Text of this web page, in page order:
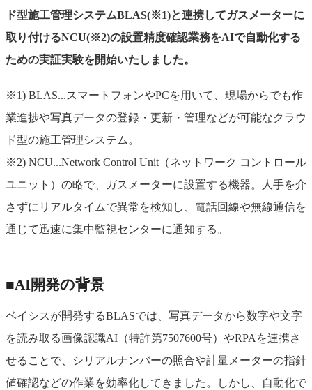
ド型施工管理システムBLAS(※1)と連携してガスメーターに
取り付けるNCU(※2)の設置精度確認業務をAIで自動化する
ための実証実験を開始いたしました。
※1) BLAS...スマートフォンやPCを用いて、現場からでも作
業進捗や写真データの登録・更新・管理などが可能なクラウ
ド型の施工管理システム。
※2) NCU...Network Control Unit（ネットワーク コントロール
ユニット）の略で、ガスメーターに設置する機器。人手を介
さずにリアルタイムで異常を検知し、電話回線や無線通信を
通じて迅速に集中監視センターに通知する。
■AI開発の背景
ベイシスが開発するBLASでは、写真データから数字や文字
を読み取る画像認識AI（特許第7507600号）やRPAを連携さ
せることで、シリアルナンバーの照合や計量メーターの指針
値確認などの作業を効率化してきました。しかし、自動化で